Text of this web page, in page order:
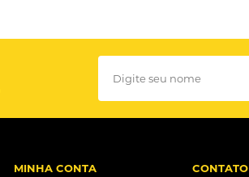
MINHA CONTA CONTATO